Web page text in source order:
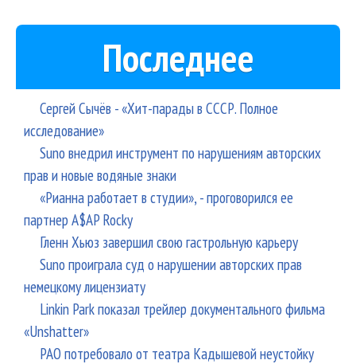
Последнее
Сергей Сычёв - «Хит-парады в СССР. Полное
исследование»
Suno внедрил инструмент по нарушениям авторских
прав и новые водяные знаки
«Рианна работает в студии», - проговорился ее
партнер A$AP Rocky
Гленн Хьюз завершил свою гастрольную карьеру
Suno проиграла суд о нарушении авторских прав
немецкому лицензиату
Linkin Park показал трейлер документального фильма
«Unshatter»
РАО потребовало от театра Кадышевой неустойку